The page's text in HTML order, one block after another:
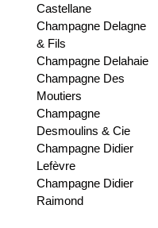
Castellane
Champagne Delagne
& Fils
Champagne Delahaie
Champagne Des
Moutiers
Champagne
Desmoulins & Cie
Champagne Didier
Lefèvre
Champagne Didier
Raimond